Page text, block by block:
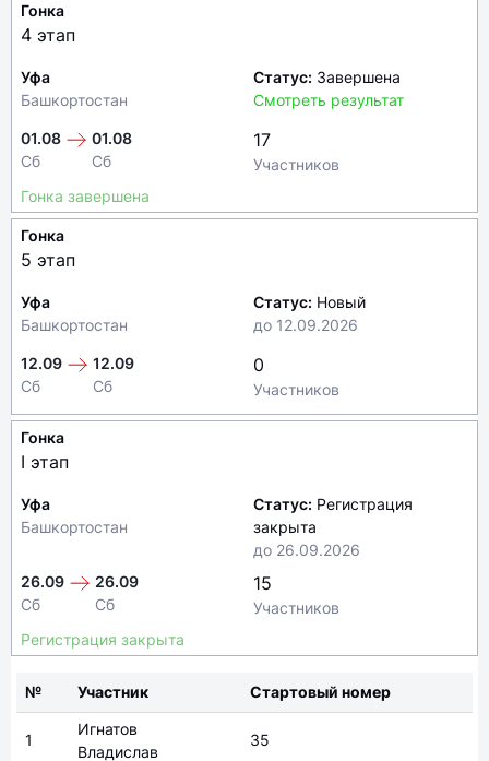
Гонка
4 этап
Уфа
Башкортостан
Статус: Завершена
Смотреть результат
01.08
Сб
01.08
Сб
17
Участников
Гонка завершена
Гонка
5 этап
Уфа
Башкортостан
Статус: Новый
до 12.09.2026
12.09
Сб
12.09
Сб
0
Участников
Гонка
I этап
Уфа
Башкортостан
Статус: Регистрация
закрыта
до 26.09.2026
26.09
Сб
26.09
Сб
15
Участников
Регистрация закрыта
№ Участник Стартовый номер
1
Игнатов
Владислав
35